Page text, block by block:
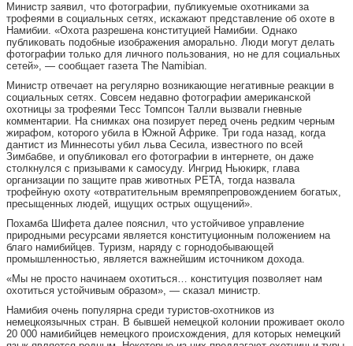
Министр заявил, что фотографии, публикуемые охотниками за
трофеями в социальных сетях, искажают представление об охоте в
Намибии. «Охота разрешена конституцией Намибии. Однако
публиковать подобные изображения аморально. Люди могут делать
фотографии только для личного пользования, но не для социальных
сетей», — сообщает газета The Namibian.
Министр отвечает на регулярно возникающие негативные реакции в
социальных сетях. Совсем недавно фотографии американской
охотницы за трофеями Тесс Томпсон Талли вызвали гневные
комментарии. На снимках она позирует перед очень редким черным
жирафом, которого убила в Южной Африке. Три года назад, когда
дантист из Миннесоты убил льва Сесила, известного по всей
Зимбабве, и опубликовал его фотографии в интернете, он даже
столкнулся с призывами к самосуду. Ингрид Ньюкирк, глава
организации по защите прав животных PETA, тогда назвала
трофейную охоту «отвратительным времяпрепровождением богатых,
пресыщенных людей, ищущих острых ощущений».
Похамба Шифета далее пояснил, что устойчивое управление
природными ресурсами является конституционным положением на
благо намибийцев. Туризм, наряду с горнодобывающей
промышленностью, является важнейшим источником дохода.
«Мы не просто начинаем охотиться… конституция позволяет нам
охотиться устойчивым образом», — сказал министр.
Намибия очень популярна среди туристов-охотников из
немецкоязычных стран. В бывшей немецкой колонии проживает около
20 000 намибийцев немецкого происхождения, для которых немецкий